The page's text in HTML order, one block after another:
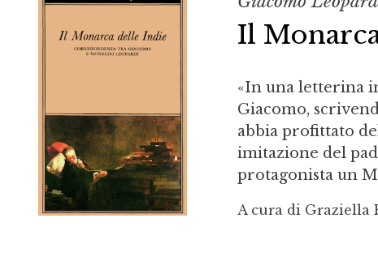
Il
«In una letterina
Giacomo,
abbia profittato
imitazione del
protagonista un
A cura di Graziella